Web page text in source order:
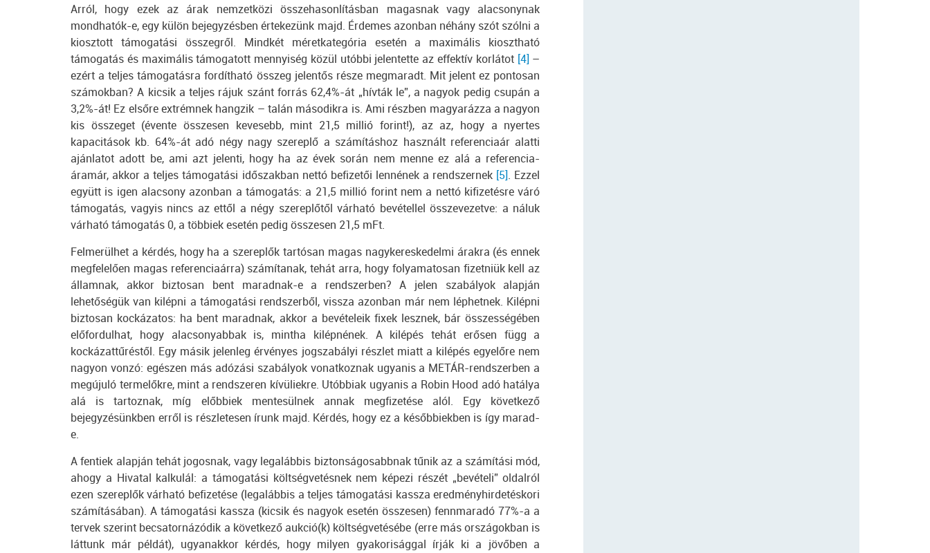
Arról, hogy ezek az árak nemzetközi összehasonlításban magasnak vagy alacsonynak
mondhatók-e, egy külön bejegyzésben értekezünk majd. Érdemes azonban néhány szót szólni a
kiosztott támogatási összegről. Mindkét méretkategória esetén a maximális kiosztható
támogatás és maximális támogatott mennyiség közül utóbbi jelentette az effektív korlátot [4]–
ezért a teljes támogatásra fordítható összeg jelentős része megmaradt. Mit jelent ez pontosan
számokban? A kicsik a teljes rájuk szánt forrás 62,4%-át „hívták le”, a nagyok pedig csupán a
3,2%-át! Ez elsőre extrémnek hangzik – talán másodikra is. Ami részben magyarázza a nagyon
kis összeget (évente összesen kevesebb, mint 21,5 millió forint!), az az, hogy a nyertes
kapacitások kb. 64%-át adó négy nagy szereplő a számításhoz használt referenciaár alatti
ajánlatot adott be, ami azt jelenti, hogy ha az évek során nem menne ez alá a referencia-
áramár, akkor a teljes támogatási időszakban nettó befizetői lennének a rendszernek [5]. Ezzel
együtt is igen alacsony azonban a támogatás: a 21,5 millió forint nem a nettó kifizetésre váró
támogatás, vagyis nincs az ettől a négy szereplőtől várható bevétellel összevezetve: a náluk
várható támogatás 0, a többiek esetén pedig összesen 21,5 mFt.
Felmerülhet a kérdés, hogy ha a szereplők tartósan magas nagykereskedelmi árakra (és ennek
megfelelően magas referenciaárra) számítanak, tehát arra, hogy folyamatosan fizetniük kell az
államnak, akkor biztosan bent maradnak-e a rendszerben? A jelen szabályok alapján
lehetőségük van kilépni a támogatási rendszerből, vissza azonban már nem léphetnek. Kilépni
biztosan kockázatos: ha bent maradnak, akkor a bevételeik fixek lesznek, bár összességében
előfordulhat, hogy alacsonyabbak is, mintha kilépnének. A kilépés tehát erősen függ a
kockázattűréstől. Egy másik jelenleg érvényes jogszabályi részlet miatt a kilépés egyelőre nem
nagyon vonzó: egészen más adózási szabályok vonatkoznak ugyanis a METÁR-rendszerben a
megújuló termelőkre, mint a rendszeren kívüliekre. Utóbbiak ugyanis a Robin Hood adó hatálya
alá is tartoznak, míg előbbiek mentesülnek annak megfizetése alól. Egy következő
bejegyzésünkben erről is részletesen írunk majd. Kérdés, hogy ez a későbbiekben is így marad-
e.
A fentiek alapján tehát jogosnak, vagy legalábbis biztonságosabbnak tűnik az a számítási mód,
ahogy a Hivatal kalkulál: a támogatási költségvetésnek nem képezi részét „bevételi” oldalról
ezen szereplők várható befizetése (legalábbis a teljes támogatási kassza eredményhirdetéskori
számításában). A támogatási kassza (kicsik és nagyok esetén összesen) fennmaradó 77%-a a
tervek szerint becsatornázódik a következő aukció(k) költségvetésébe (erre más országokban is
láttunk már példát), ugyanakkor kérdés, hogy milyen gyakorisággal írják ki a jövőben a